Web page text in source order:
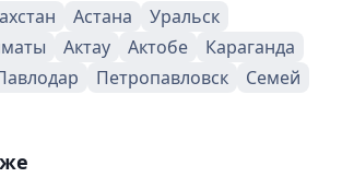
Астана
Уральск
Актау Актобе
Караганда
Петропавловск
Семей